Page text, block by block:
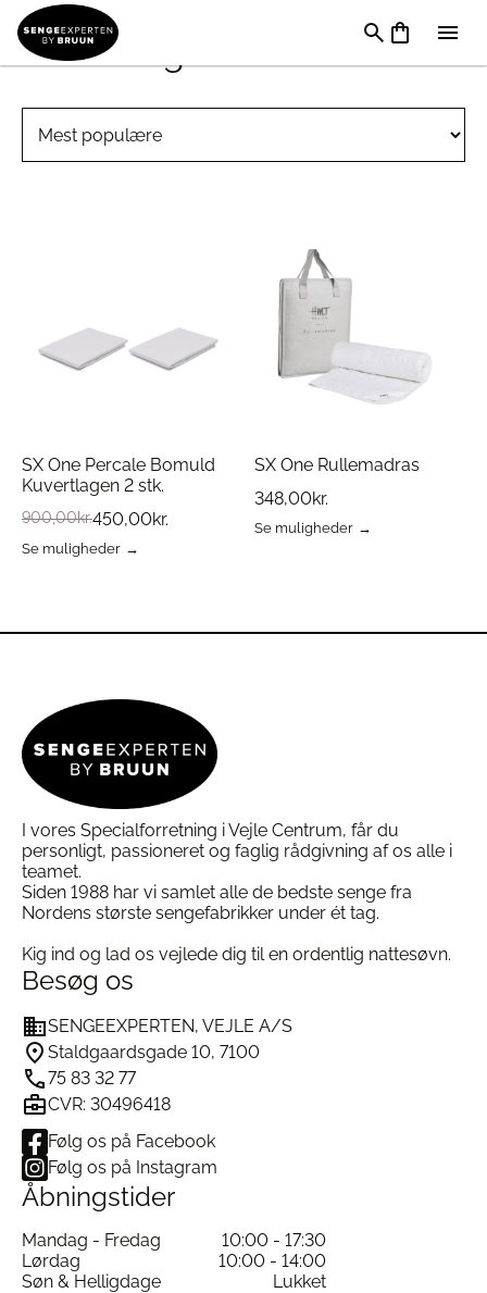
Vintersalg
SX One Percale Bomuld
Kuvertlagen 2 stk.
900,00kr.450,00kr.
Se muligheder
flere
vælges
på
varesiden
SX One Rullemadras
348,00kr.
Se muligheder
varianter.
I vores Specialforretning i Vejle Centrum, får du
personligt, passioneret og faglig rådgivning af os alle i
teamet.
Siden 1988 har vi samlet alle de bedste senge fra
Nordens største sengefabrikker under ét tag.
Kig ind og lad os vejlede dig til en ordentlig nattesøvn.
Besøg os
SENGEEXPERTEN, VEJLE A/S
Staldgaardsgade 10, 7100
75 83 32 77
CVR: 30496418
Følg os på Facebook
Følg os på Instagram
Åbningstider
Mandag - Fredag
10:00 - 17:30
Lørdag
10:00 - 14:00
Søn & Helligdage
Lukket